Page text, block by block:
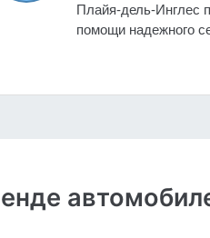
Плайя-дель-Инглес
помощи надежного